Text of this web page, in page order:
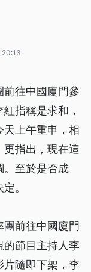
前往中國廈門參
指稱是求和，
天上午重申，相
更指出，現在這
。至於是否成
。
前往中國廈門
節目主持人李
隨即下架，李